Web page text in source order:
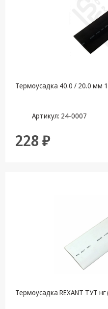
Термоусадка 40.0 / 20.0 мм
Артикул: 24-0007
228 ₽
Термоусадка REXANT ТУТ